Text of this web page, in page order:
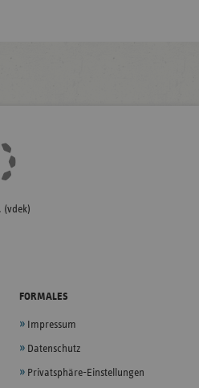
(vdek)
FORMALES
Impressum
Datenschutz
Privatsphäre-Einstellungen